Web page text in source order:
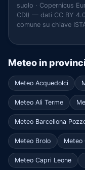
suolo · Copernicus
CDI) — dati CC BY
comune su chiave
Meteo in
Meteo Acquedolci
Meteo Alì Terme
Meteo Barcellona
Meteo Brolo Meteo
Meteo Capri Leone